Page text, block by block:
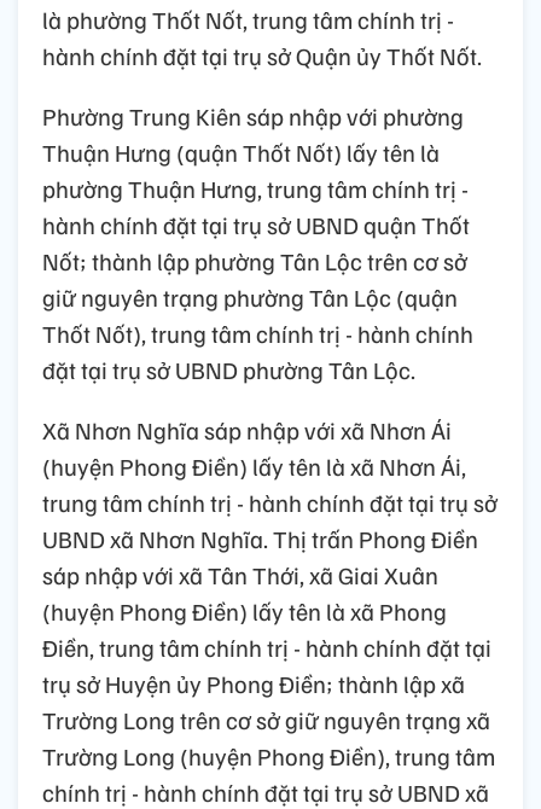
là phường Thốt Nốt, trung tâm chính trị -
hành chính đặt tại trụ sở Quận ủy Thốt Nốt.
Phường Trung Kiên sáp nhập với phường
Thuận Hưng (quận Thốt Nốt) lấy tên là
phường Thuận Hưng, trung tâm chính trị -
hành chính đặt tại trụ sở UBND quận Thốt
Nốt; thành lập phường Tân Lộc trên cơ sở
giữ nguyên trạng phường Tân Lộc (quận
Thốt Nốt), trung tâm chính trị - hành chính
đặt tại trụ sở UBND phường Tân Lộc.
Xã Nhơn Nghĩa sáp nhập với xã Nhơn Ái
(huyện Phong Điền) lấy tên là xã Nhơn Ái,
trung tâm chính trị - hành chính đặt tại trụ sở
UBND xã Nhơn Nghĩa. Thị trấn Phong Điền
sáp nhập với xã Tân Thới, xã Giai Xuân
(huyện Phong Điền) lấy tên là xã Phong
Điền, trung tâm chính trị - hành chính đặt tại
trụ sở Huyện ủy Phong Điền; thành lập xã
Trường Long trên cơ sở giữ nguyên trạng xã
Trường Long (huyện Phong Điền), trung tâm
chính trị - hành chính đặt tại trụ sở UBND xã